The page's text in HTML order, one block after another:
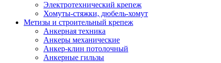
Электротехнический крепеж
Хомуты-стяжки, дюбель-хомут
Метизы и строительный крепеж
Анкерная техника
Анкеры механические
Анкер-клин потолочный
Анкерные гильзы